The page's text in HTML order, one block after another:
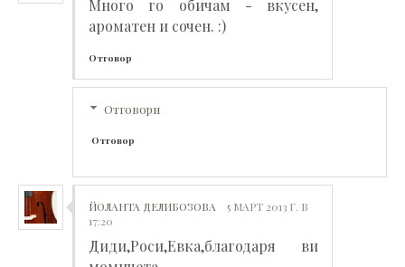
Много го обичам - вкусен,
ароматен и сочен. :)
Отговор
Отговори
Отговор
ЙОЛАНТА ДЕЛИБОЗОВА
5 МАРТ 2013 Г. В
17:20
Диди,Роси,Евка,благодаря ви